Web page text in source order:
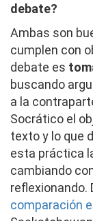
debate?
Ambas son
cumplen con
debate es
buscando
a la
Socrático el
texto y lo que
esta práctica
cambiando
reflexionando.
comparación